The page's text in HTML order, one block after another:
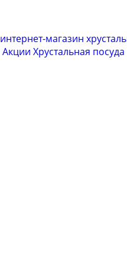
Акции Хрустальная посуда